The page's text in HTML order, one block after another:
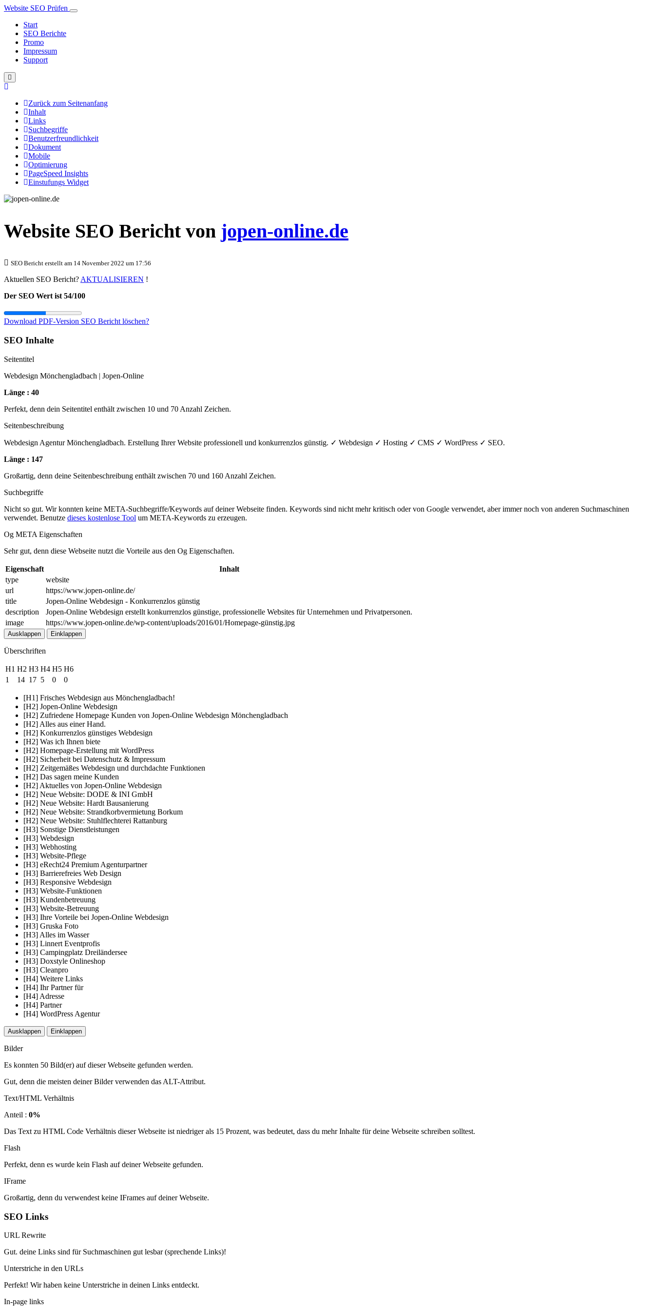
Website SEO Prüfen
Start
SEO Berichte
Promo
Impressum
Support
Zurück zum Seitenanfang
Inhalt
Links
Suchbegriffe
Benutzerfreundlichkeit
Dokument
Mobile
Optimierung
PageSpeed Insights
Einstufungs Widget
Website SEO Bericht von jopen-online.de
SEO Bericht erstellt am 14 November 2022 um 17:56
Aktuellen SEO Bericht? AKTUALISIEREN !
Der SEO Wert ist 54/100
Download PDF-Version SEO Bericht löschen?
SEO Inhalte
Seitentitel
Webdesign Mönchengladbach | Jopen-Online
Länge : 40
Perfekt, denn dein Seitentitel enthält zwischen 10 und 70 Anzahl Zeichen.
Seitenbeschreibung
Webdesign Agentur Mönchengladbach. Erstellung Ihrer Website professionell und konkurrenzlos günstig. ✓ Webdesign ✓ Hosting ✓ CMS ✓ WordPress ✓ SEO.
Länge : 147
Großartig, denn deine Seitenbeschreibung enthält zwischen 70 und 160 Anzahl Zeichen.
Suchbegriffe
Nicht so gut. Wir konnten keine META-Suchbegriffe/Keywords auf deiner Webseite finden. Keywords sind nicht mehr kritisch oder von Google verwendet, aber immer noch von anderen Suchmaschinen
verwendet. Benutze dieses kostenlose Tool um META-Keywords zu erzeugen.
Og META Eigenschaften
Sehr gut, denn diese Webseite nutzt die Vorteile aus den Og Eigenschaften.
Eigenschaft
Inhalt
type
website
url
https://www.jopen-online.de/
title
Jopen-Online Webdesign - Konkurrenzlos günstig
description
Jopen-Online Webdesign erstellt konkurrenzlos günstige, professionelle Websites für Unternehmen und Privatpersonen.
image
https://www.jopen-online.de/wp-content/uploads/2016/01/Homepage-günstig.jpg
Ausklappen Einklappen
Überschriften
H1 H2 H3 H4 H5 H6
1
14 17 5 0 0
[H1] Frisches Webdesign aus Mönchengladbach!
[H2] Jopen-Online Webdesign
[H2] Zufriedene Homepage Kunden von Jopen-Online Webdesign Mönchengladbach
[H2] Alles aus einer Hand.
[H2] Konkurrenzlos günstiges Webdesign
[H2] Was ich Ihnen biete
[H2] Homepage-Erstellung mit WordPress
[H2] Sicherheit bei Datenschutz & Impressum
[H2] Zeitgemäßes Webdesign und durchdachte Funktionen
[H2] Das sagen meine Kunden
[H2] Aktuelles von Jopen-Online Webdesign
[H2] Neue Website: DODE & INI GmbH
[H2] Neue Website: Hardt Bausanierung
[H2] Neue Website: Strandkorbvermietung Borkum
[H2] Neue Website: Stuhlflechterei Rattanburg
[H3] Sonstige Dienstleistungen
[H3] Webdesign
[H3] Webhosting
[H3] Website-Pflege
[H3] eRecht24 Premium Agenturpartner
[H3] Barrierefreies Web Design
[H3] Responsive Webdesign
[H3] Website-Funktionen
[H3] Kundenbetreuung
[H3] Website-Betreuung
[H3] Ihre Vorteile bei Jopen-Online Webdesign
[H3] Gruska Foto
[H3] Alles im Wasser
[H3] Linnert Eventprofis
[H3] Campingplatz Dreiländersee
[H3] Doxstyle Onlineshop
[H3] Cleanpro
[H4] Weitere Links
[H4] Ihr Partner für
[H4] Adresse
[H4] Partner
[H4] WordPress Agentur
Ausklappen Einklappen
Bilder
Es konnten 50 Bild(er) auf dieser Webseite gefunden werden.
Gut, denn die meisten deiner Bilder verwenden das ALT-Attribut.
Text/HTML Verhältnis
Anteil : 0%
Das Text zu HTML Code Verhältnis dieser Webseite ist niedriger als 15 Prozent, was bedeutet, dass du mehr Inhalte für deine Webseite schreiben solltest.
Flash
Perfekt, denn es wurde kein Flash auf deiner Webseite gefunden.
IFrame
Großartig, denn du verwendest keine IFrames auf deiner Webseite.
SEO Links
URL Rewrite
Gut. deine Links sind für Suchmaschinen gut lesbar (sprechende Links)!
Unterstriche in den URLs
Perfekt! Wir haben keine Unterstriche in deinen Links entdeckt.
In-page links